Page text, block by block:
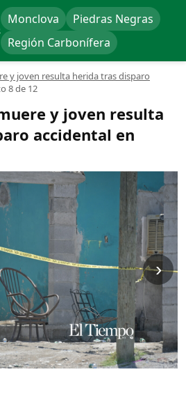
Monclova
Piedras Negras
Región Carbonífera
y joven resulta herida tras disparo
8 de 12
y joven resulta
accidental en
›